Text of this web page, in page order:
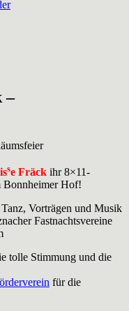
–
se Fräck ihr 8×11-
Bonnheimer Hof!
Vorträgen und Musik
Fastnachtsvereine
tolle Stimmung und die
für die